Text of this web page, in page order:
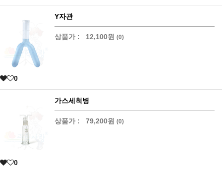
Y자관
상품가 : 12,100원 (0)
0
가스세척병
상품가 : 79,200원 (0)
0